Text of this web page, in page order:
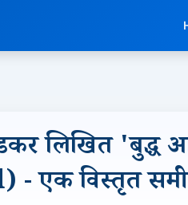
लिखित 'बुद्ध
विस्तृत